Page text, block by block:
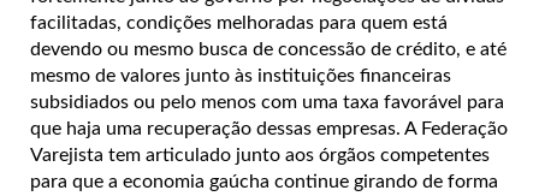
facilitadas, condições melhoradas para quem está
devendo ou mesmo busca de concessão de crédito, e até
mesmo de valores junto às instituições financeiras
subsidiados ou pelo menos com uma taxa favorável para
que haja uma recuperação dessas empresas. A Federação
Varejista tem articulado junto aos órgãos competentes
para que a economia gaúcha continue girando de forma